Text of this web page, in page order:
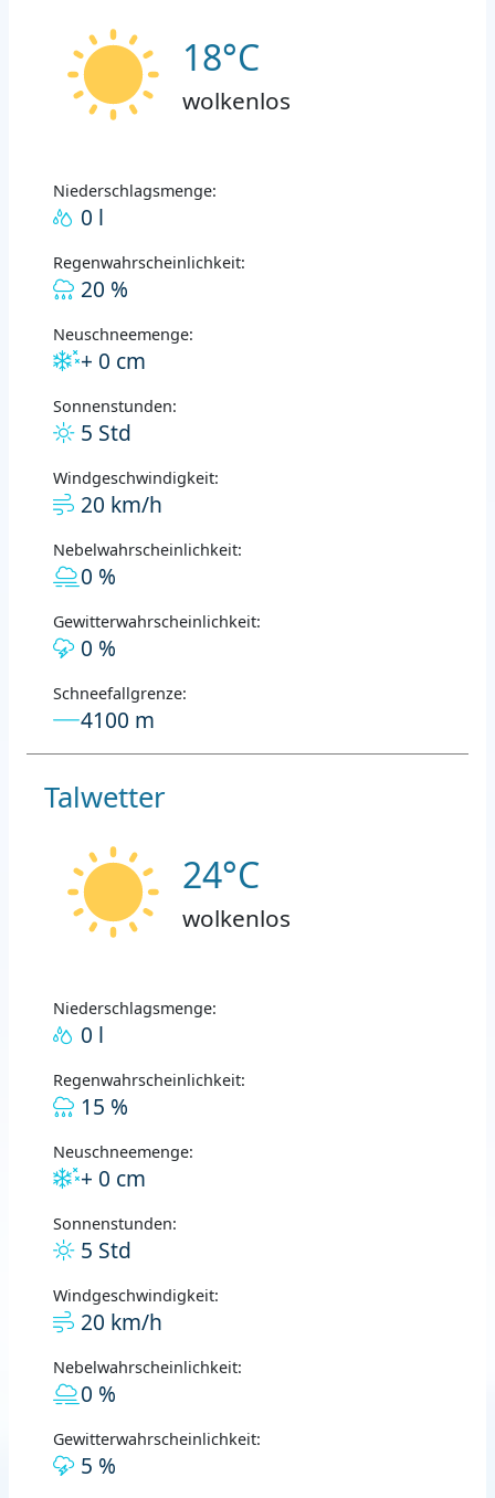
18°C
wolkenlos
Niederschlagsmenge:
0 l
Regenwahrscheinlichkeit:
20 %
Neuschneemenge:
+ 0 cm
Sonnenstunden:
5 Std
Windgeschwindigkeit:
20 km/h
Nebelwahrscheinlichkeit:
0 %
Gewitterwahrscheinlichkeit:
0 %
Schneefallgrenze:
4100 m
Talwetter
24°C
wolkenlos
Niederschlagsmenge:
0 l
Regenwahrscheinlichkeit:
15 %
Neuschneemenge:
+ 0 cm
Sonnenstunden:
5 Std
Windgeschwindigkeit:
20 km/h
Nebelwahrscheinlichkeit:
0 %
Gewitterwahrscheinlichkeit:
5 %